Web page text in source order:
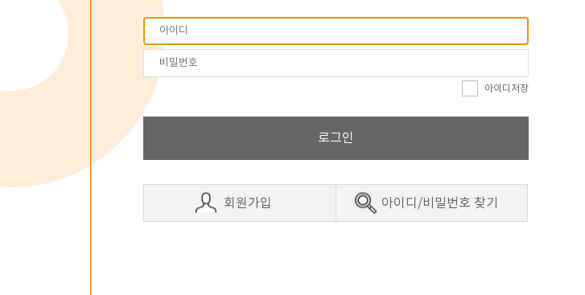
아이디저장
로그인
회원가입 아이디/비밀번호 찾기